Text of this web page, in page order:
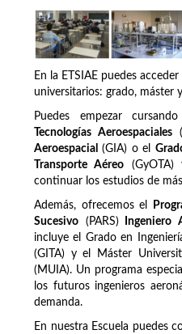
En la ETSIAE puedes
universitarios: grado, máster
Puedes empezar
Tecnologías Aeroespaciales
Aeroespacial (GIA) o el
Transporte Aéreo
continuar los estudios de
Además, ofrecemos el
Sucesivo (PARS) Ingeniero
incluye el Grado en
(GITA) y el Máster
(MUIA). Un programa
los futuros ingenieros
demanda.
En nuestra Escuela puedes